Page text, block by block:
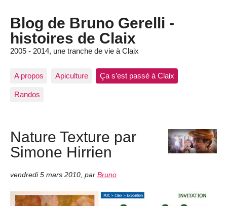
Blog de Bruno Gerelli -
histoires de Claix
2005 - 2014, une tranche de vie à Claix
A propos Apiculture Ça s’est passé à Claix
Randos
Nature Texture par
Simone Hirrien
vendredi 5 mars 2010 par Bruno